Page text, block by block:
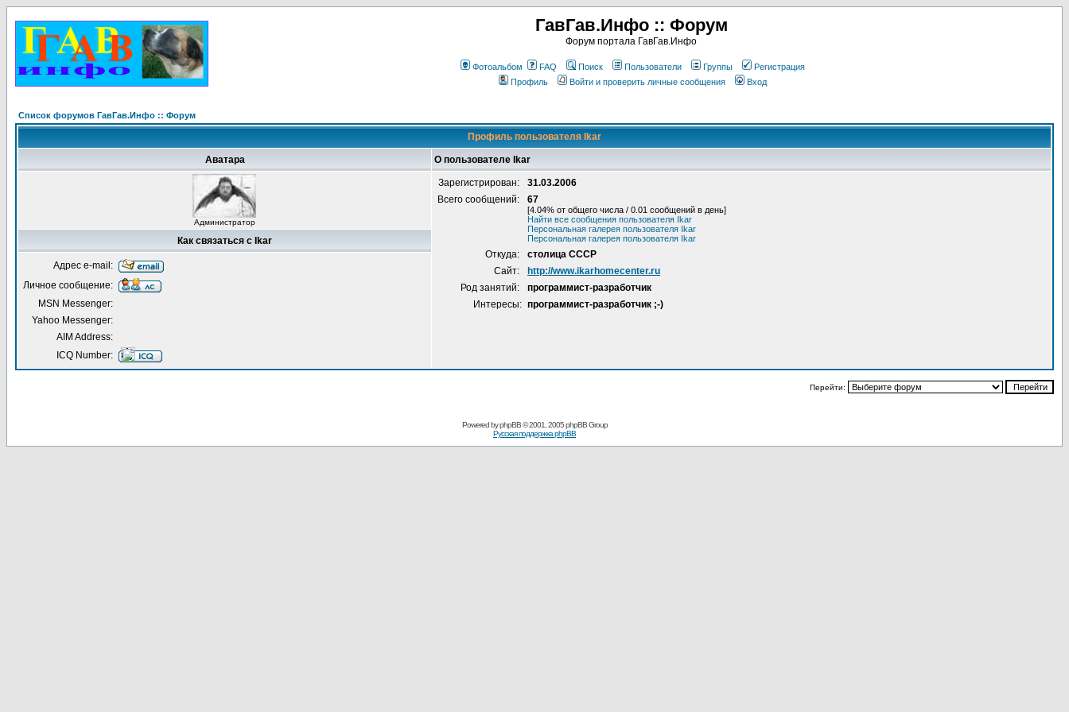
ГавГав.Инфо :: Форум
Форум портала ГавГав.Инфо
Фотоальбом FAQ Поиск Пользователи Группы
Регистрация
Профиль
Войти и проверить личные сообщения Вход
Список форумов ГавГав.Инфо :: Форум
Профиль пользователя Ikar
Аватара О пользователе Ikar
Администратор
Зарегистрирован:
31.03.2006
Всего сообщений:
67
[4.04% от общего числа / 0.01 сообщений в день]
Найти все сообщения пользователя Ikar
Персональная галерея пользователя Ikar
Персональная галерея пользователя Ikar
Откуда:
столица СССР
Сайт:
http://www.ikarhomecenter.ru
Род занятий:
программист-разработчик
Интересы: программист-разработчик ;-)
Как связаться с Ikar
Адрес e-mail:
Личное сообщение:
MSN Messenger:
Yahoo Messenger:
AIM Address:
ICQ Number:
Перейти:
Powered byphpBB© 2001, 2005 phpBB Group
Русская поддержка phpBB